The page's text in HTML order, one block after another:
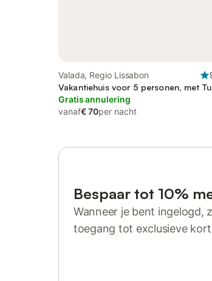
Valada, Regio Lissabon
Vakantiehuis voor 5 personen, met
Gratis annulering
vanaf€ 70per nacht
Bespaar tot 10%
Wanneer je bent ingelogd,
toegang tot exclusieve